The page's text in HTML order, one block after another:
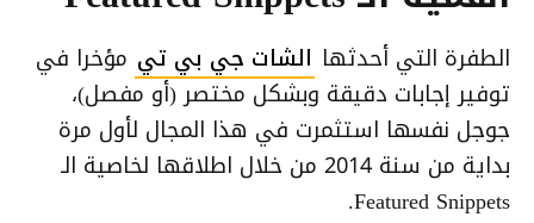
الطفرة التي أحدثها الشات جي بي تي مؤخرا في
توفير إجابات دقيقة وبشكل مختصر (أو مفصل)،
جوجل نفسها استثمرت في هذا المجال لأول مرة
بداية من سنة 2014 من خلال اطلاقها لخاصية الـ
Featured Snippets.